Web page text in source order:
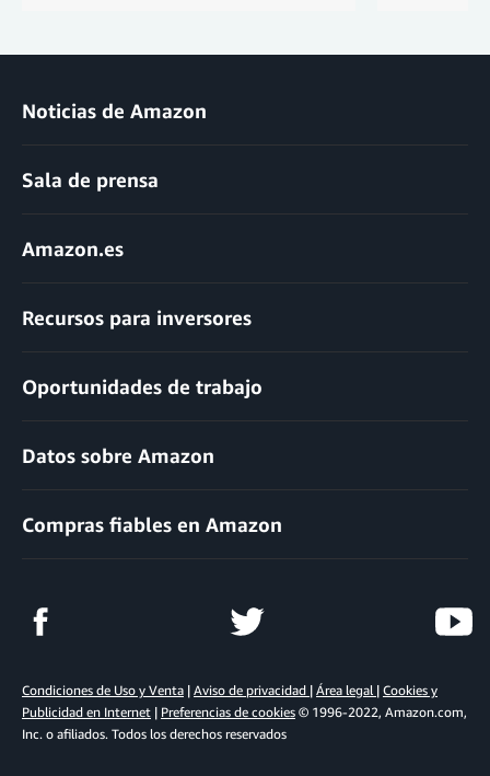
Noticias de Amazon
Sala de prensa
Amazon.es
Recursos para inversores
Oportunidades de trabajo
Datos sobre Amazon
Compras fiables en Amazon
Condiciones de Uso y Venta | Aviso de privacidad | Área legal | Cookies y
Publicidad en Internet | Preferencias de cookies © 1996-2022, Amazon.com,
Inc. o afiliados. Todos los derechos reservados